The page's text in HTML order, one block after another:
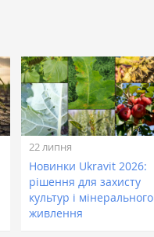
22 липня
Новинки Ukravit 2026:
рішення для захисту
культур і мінерального
живлення